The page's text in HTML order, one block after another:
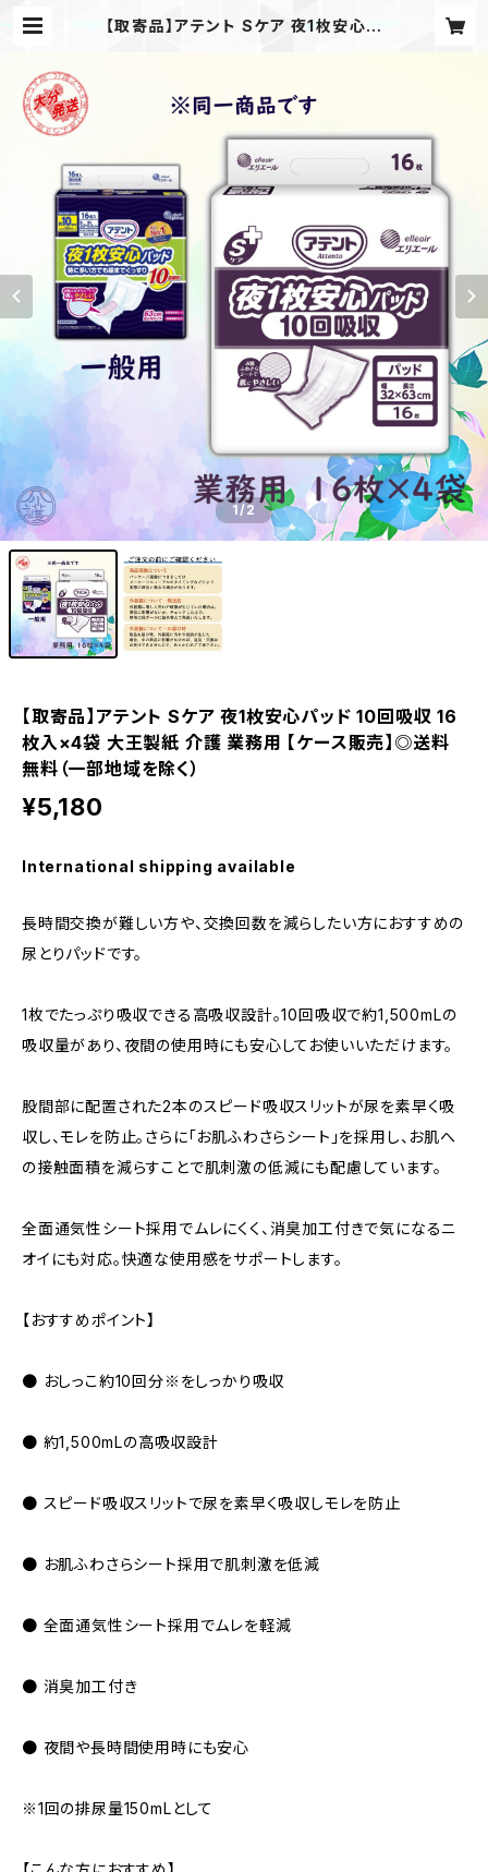
【取寄品】アテント Sケア 夜1枚安心パ
よろず屋本舗 公式ショップ
1/2
【取寄品】アテント Sケア 夜1枚安心パッド 10回吸収 16
枚入×4袋 大王製紙 介護 業務用 【ケース販売】◎送料
無料（一部地域を除く）
¥5,180
International shipping available
長時間交換が難しい方や、交換回数を減らしたい方におすすめの
尿とりパッドです。
1枚でたっぷり吸収できる高吸収設計。10回吸収で約1,500mLの
吸収量があり、夜間の使用時にも安心してお使いいただけます。
股間部に配置された2本のスピード吸収スリットが尿を素早く吸
収し、モレを防止。さらに「お肌ふわさらシート」を採用し、お肌へ
の接触面積を減らすことで肌刺激の低減にも配慮しています。
全面通気性シート採用でムレにくく、消臭加工付きで気になるニ
オイにも対応。快適な使用感をサポートします。
【おすすめポイント】
● おしっこ約10回分※をしっかり吸収
● 約1,500mLの高吸収設計
● スピード吸収スリットで尿を素早く吸収しモレを防止
● お肌ふわさらシート採用で肌刺激を低減
● 全面通気性シート採用でムレを軽減
● 消臭加工付き
● 夜間や長時間使用時にも安心
※1回の排尿量150mLとして